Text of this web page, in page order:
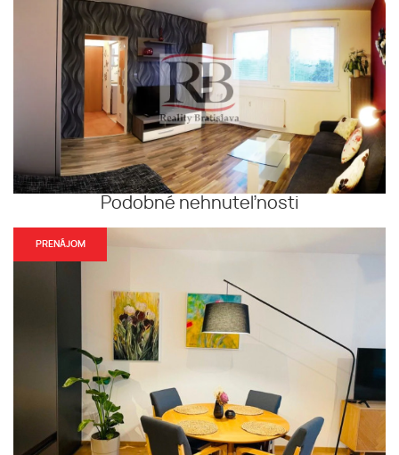
Podobné nehnuteľnosti
PRENÁJOM